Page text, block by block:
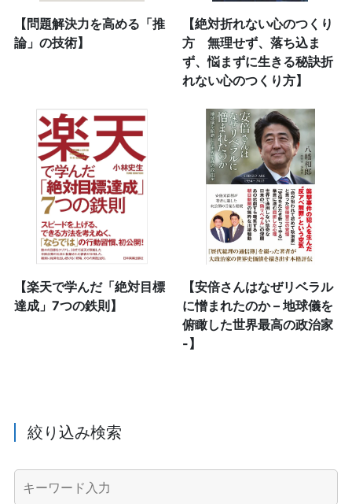
【問題解決力を高める「推
論」の技術】
【絶対折れない心のつくり
方 無理せず、落ち込ま
ず、悩まずに生きる秘訣折
れない心のつくり方】
【楽天で学んだ「絶対目標
達成」7つの鉄則】
【安倍さんはなぜリベラル
に憎まれたのか – 地球儀を
俯瞰した世界最高の政治家
-】
絞り込み検索